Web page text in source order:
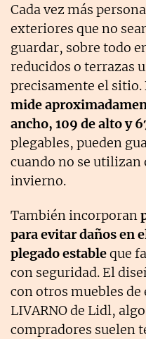
Cada vez más
exteriores que no
guardar, sobre todo
reducidos o terrazas
precisamente el sitio.
mide
ancho, 109 de alto y
plegables, pueden
cuando no se utilizan
invierno.
También incorporan
para evitar daños en
plegado estableque
con seguridad. El
con otros muebles
LIVARNO de Lidl,
compradores suelen